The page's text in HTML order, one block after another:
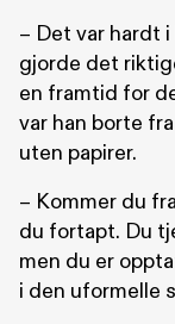
– Det var hardt
gjorde det
en framtid for
var han borte
uten papirer.
– Kommer du
du fortapt. Du
men du er
i den uformelle